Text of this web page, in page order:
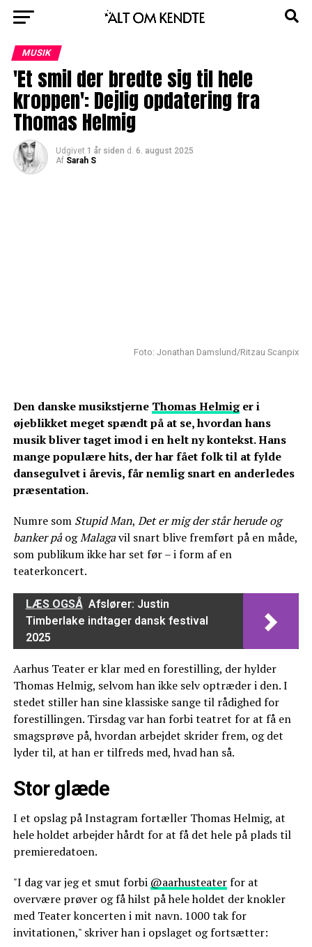
MUSIK
'Et smil der bredte sig til hele
kroppen': Dejlig opdatering fra
Thomas Helmig
Udgivet 1 år siden d. 6. august 2025
Af Sarah S
Foto: Jonathan Damslund/Ritzau Scanpix
Den danske musikstjerne Thomas Helmiger i
øjeblikket meget spændt på at se, hvordan hans
musik bliver taget imod i en helt ny kontekst. Hans
mange populære hits, der har fået folk til at fylde
dansegulvet i årevis, får nemlig snart en anderledes
præsentation.
Numre som Stupid Man, Det er mig der står herude og
banker påogMalagavil snart blive fremført på en måde,
som publikum ikke har set før – i form af en
teaterkoncert.
LÆS OGSÅ Afslører: Justin
Timberlake indtager dansk festival
2025
Aarhus Teater er klar med en forestilling, der hylder
Thomas Helmig, selvom han ikke selv optræder i den. I
stedet stiller han sine klassiske sange til rådighed for
forestillingen. Tirsdag var han forbi teatret for at få en
smagsprøve på, hvordan arbejdet skrider frem, og det
lyder til, at han er tilfreds med, hvad han så.
Stor glæde
I et opslag på Instagram fortæller Thomas Helmig, at
hele holdet arbejder hårdt for at få det hele på plads til
premieredatoen.
"I dag var jeg et smut forbi @aarhusteaterfor at
overvære prøver og få hilst på hele holdet der knokler
med Teater koncerten i mit navn. 1000 tak for
invitationen," skriver han i opslaget og fortsætter: